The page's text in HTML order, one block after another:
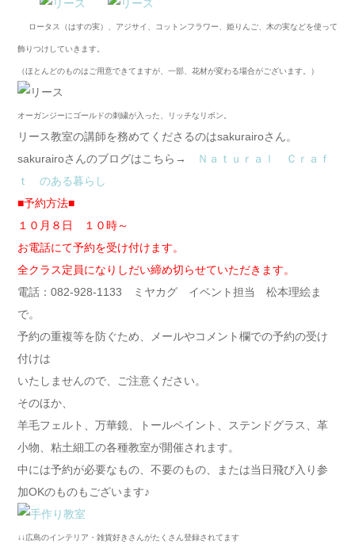
ロータス（はすの実）、アジサイ、コットンフラワー、姫りんご、木の実などを使って
飾りつけしていきます。
（ほとんどのものはご用意できてますが、一部、花材が変わる場合がございます。）
オーガンジーにゴールドの刺繍が入った、リッチなリボン。
リース教室の講師を務めてくださるのはsakurairoさん。
sakurairoさんのブログはこちら→
Ｎａｔｕｒａｌ Ｃｒａｆ
ｔ のある暮らし
■予約方法■
１０月８日 １０時～
お電話にて予約を受け付けます。
全クラス定員になりしだい締め切らせていただきます。
電話：082-928-1133 ミヤカグ イベント担当 松本理絵ま
で。
予約の重複等を防ぐため、メールやコメント欄での予約の受け
付けは
いたしませんので、ご注意ください。
そのほか、
羊毛フェルト、万華鏡、トールペイント、ステンドグラス、革
小物、粘土細工の各種教室が開催されます。
中には予約が必要なもの、不要のもの、または当日飛び入り参
加OKのものもございます♪
↓↓広島のインテリア・雑貨好きさんがたくさん登録されてます